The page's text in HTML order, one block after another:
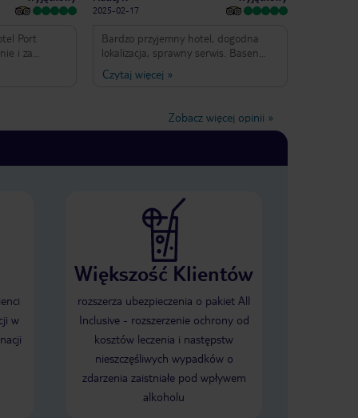
Port
i za
i
w
po prostu
i
wrócimy!
cuatro
muy
muy bien
tiendas y
son
2025-02-17
Bardzo przyjemny hotel, dogodna
lokalizacja, sprawny serwis. Basen
zewnętrzy super, wewnętrzny także
zadbany. Bardzo dobre jakościowo
Codziennie rano dostępny świeżo
wyciskany sok z pomarańczy. Przekąski
super obsługa.
Czytaj więcej »
Zobacz więcej opinii »
w
Większość Klientów
rozszerza ubezpieczenia o pakiet All
Inclusive - rozszerzenie ochrony od
kosztów leczenia i następstw
nieszczęśliwych wypadków o
zdarzenia zaistniałe pod wpływem
alkoholu